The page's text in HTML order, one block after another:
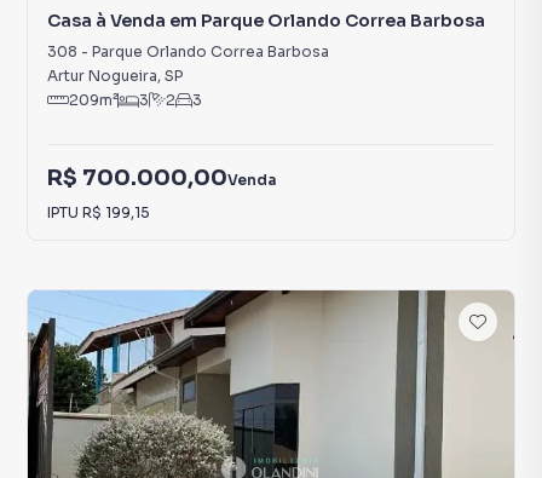
Casa à Venda em Parque Orlando Correa Barbosa
308 - Parque Orlando Correa Barbosa
Artur Nogueira, SP
209m² 3 2 3
R$ 700.000,00Venda
IPTU R$ 199,15